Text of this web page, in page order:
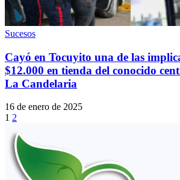
Sucesos
Cayó en Tocuyito una de las
$12.000 en tienda del conocido
La Candelaria
16 de enero de 2025
1 2